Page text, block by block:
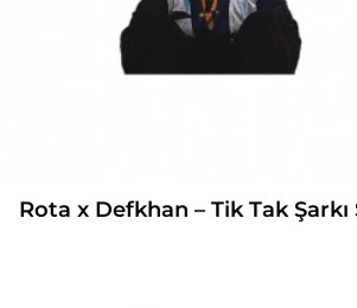
Rota x Defkhan – Tik Tak Şarkı